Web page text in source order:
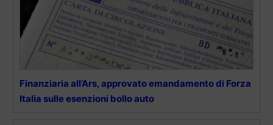
Finanziaria all’Ars, approvato emandamento di Forza
Italia sulle esenzioni bollo auto